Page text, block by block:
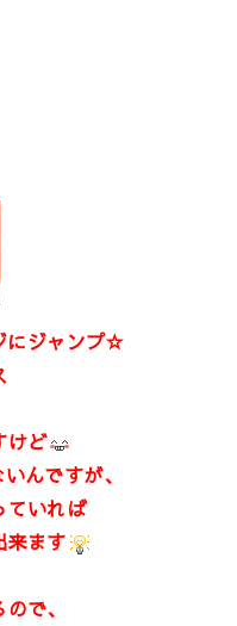
にジャンプ☆
けど
んですが、
ていれば
来ます
で、